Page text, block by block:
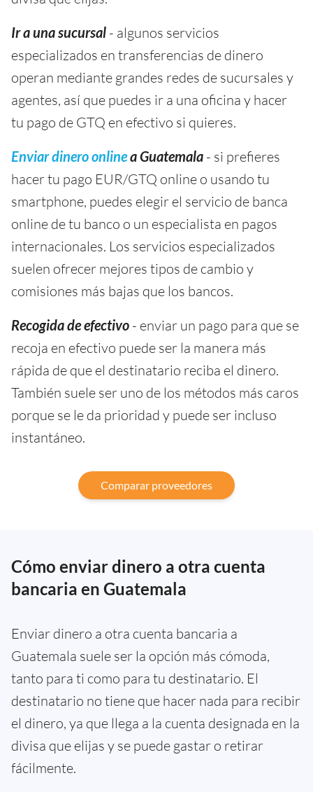
Ir a una sucursal - algunos servicios
especializados en transferencias de dinero
operan mediante grandes redes de sucursales y
agentes, así que puedes ir a una oficina y hacer
tu pago de GTQ en efectivo si quieres.
Enviar dinero onlinea Guatemala - si prefieres
hacer tu pago EUR/GTQ online o usando tu
smartphone, puedes elegir el servicio de banca
online de tu banco o un especialista en pagos
internacionales. Los servicios especializados
suelen ofrecer mejores tipos de cambio y
comisiones más bajas que los bancos.
Recogida de efectivo - enviar un pago para que se
recoja en efectivo puede ser la manera más
rápida de que el destinatario reciba el dinero.
También suele ser uno de los métodos más caros
porque se le da prioridad y puede ser incluso
instantáneo.
Comparar proveedores
Cómo enviar dinero a otra cuenta
bancaria en Guatemala
Enviar dinero a otra cuenta bancaria a
Guatemala suele ser la opción más cómoda,
tanto para ti como para tu destinatario. El
destinatario no tiene que hacer nada para recibir
el dinero, ya que llega a la cuenta designada en la
divisa que elijas y se puede gastar o retirar
fácilmente.